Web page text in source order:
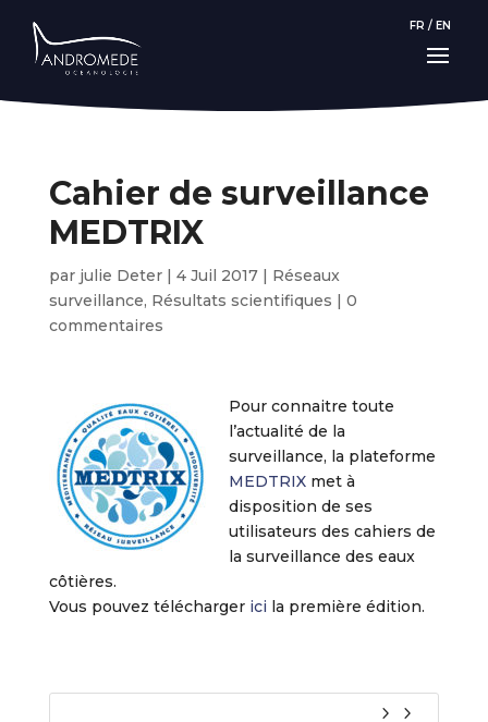
FR / EN
Cahier de surveillance
MEDTRIX
par julie Deter| 4 Juil 2017| Réseaux
surveillance, Résultats scientifiques | 0
commentaires
Pour connaitre toute
l’actualité de la
surveillance, la plateforme
MEDTRIX met à
disposition de ses
utilisateurs des cahiers de
la surveillance des eaux
côtières.
Vous pouvez télécharger ici la première édition.